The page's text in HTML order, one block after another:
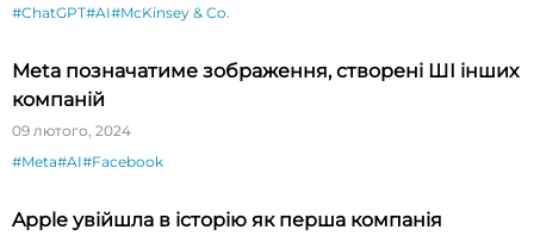
#ChatGPT#AI#McKinsey & Co.
Meta позначатиме зображення, створені ШІ інших
компаній
09 лютого, 2024
#Meta#AI#Facebook
Apple увійшла в історію як перша компанія